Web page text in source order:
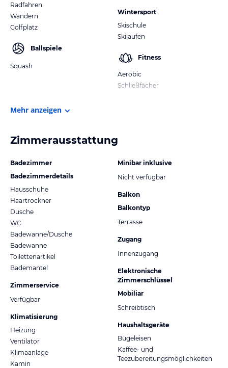
Radfahren
Wandern
Golfplatz
Ballspiele
Squash
Wintersport
Skischule
Skilaufen
Fitness
Aerobic
Schließfächer
Mehr anzeigen
Zimmerausstattung
Badezimmer
Badezimmerdetails
Hausschuhe
Haartrockner
Dusche
WC
Badewanne/Dusche
Badewanne
Toilettenartikel
Bademantel
Zimmerservice
Verfügbar
Klimatisierung
Heizung
Ventilator
Klimaanlage
Kamin
Minibar inklusive
Nicht verfügbar
Balkon
Balkontyp
Terrasse
Zugang
Innenzugang
Elektronische
Zimmerschlüssel
Mobiliar
Schreibtisch
Haushaltsgeräte
Bügeleisen
Kaffee- und
Teezubereitungsmöglichkeiten